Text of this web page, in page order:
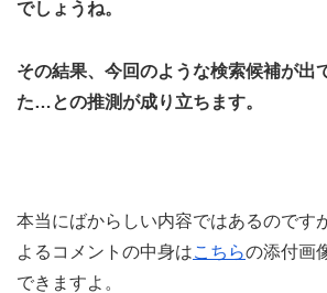
でしょうね。
その結果、今回のような検索候補が出
た…との推測が成り立ちます。
本当にばからしい内容ではあるのです
よるコメントの中身はこちらの添付画
できますよ。